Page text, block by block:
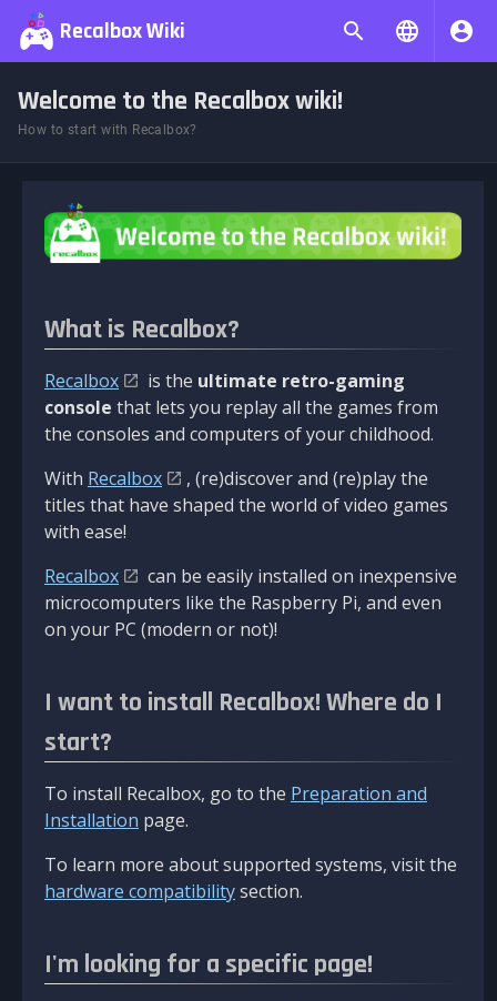
Recalbox Wiki
Welcome to the Recalbox wiki!
How to start with Recalbox?
What is Recalbox?
Recalbox is the ultimate retro-gaming
console that lets you replay all the games from
the consoles and computers of your childhood.
With Recalbox
, (re)discover and (re)play the
titles that have shaped the world of video games
with ease!
Recalbox
can be easily installed on inexpensive
microcomputers like the Raspberry Pi, and even
on your PC (modern or not)!
I want to install Recalbox! Where do I
start?
To install Recalbox, go to the Preparation and
Installation page.
To learn more about supported systems, visit the
hardware compatibilitysection.
I'm looking for a specific page!